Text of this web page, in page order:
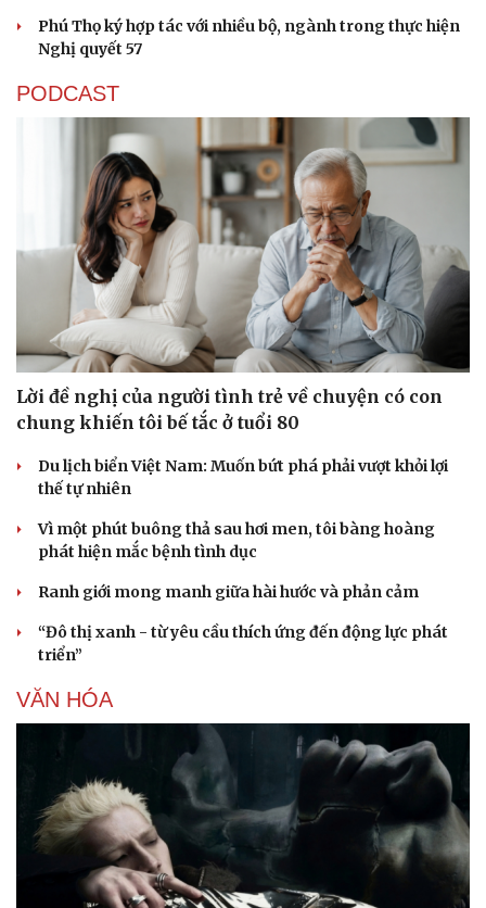
Thể thao
Lịch thi đấu bóng đá
Thế giới thể thao
Hậu trường
Ô tô - Xe máy
Tư vấn
Phú Thọ ký hợp tác với nhiều bộ, ngành trong thực hiện
Nghị quyết 57
PODCAST
Lời đề nghị của người tình trẻ về chuyện có con
chung khiến tôi bế tắc ở tuổi 80
Du lịch biển Việt Nam: Muốn bứt phá phải vượt khỏi lợi
thế tự nhiên
Vì một phút buông thả sau hơi men, tôi bàng hoàng
phát hiện mắc bệnh tình dục
Ranh giới mong manh giữa hài hước và phản cảm
“Đô thị xanh - từ yêu cầu thích ứng đến động lực phát
triển”
VĂN HÓA